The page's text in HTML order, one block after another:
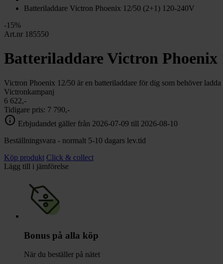
Värme chevron_right
Grill & Fritid chevron_right
Reservdelar chevron_right
Batteriladdare Victron Phoenix 12/50 (2+1) 120-240V
-15%
Art.nr 185550
Batteriladdare Victron Phoenix
Victron Phoenix 12/50 är en batteriladdare för dig som behöver
Victronkampanj
6 622,-
Tidigare pris: 7 790,-
info Erbjudandet gäller från 2026-07-09 till 2026-08-10
Beställningsvara - normalt 5-10 dagars lev.tid
Köp produkt Click & collect
Lägg till i jämförelse
Bonus på alla köp
När du beställer på nätet